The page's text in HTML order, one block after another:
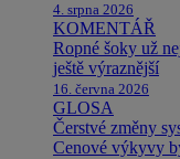
4. srpna 2026
KOMENTÁŘ
Ropné šoky už
ještě výraznější
16. června 2026
GLOSA
Čerstvé změny
Cenové výkyvy